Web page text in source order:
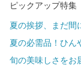
ピックアップ特集
夏の挨拶、まだ間
夏の必需品！ひん
旬の美味しさをお